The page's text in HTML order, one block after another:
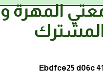
المهرة